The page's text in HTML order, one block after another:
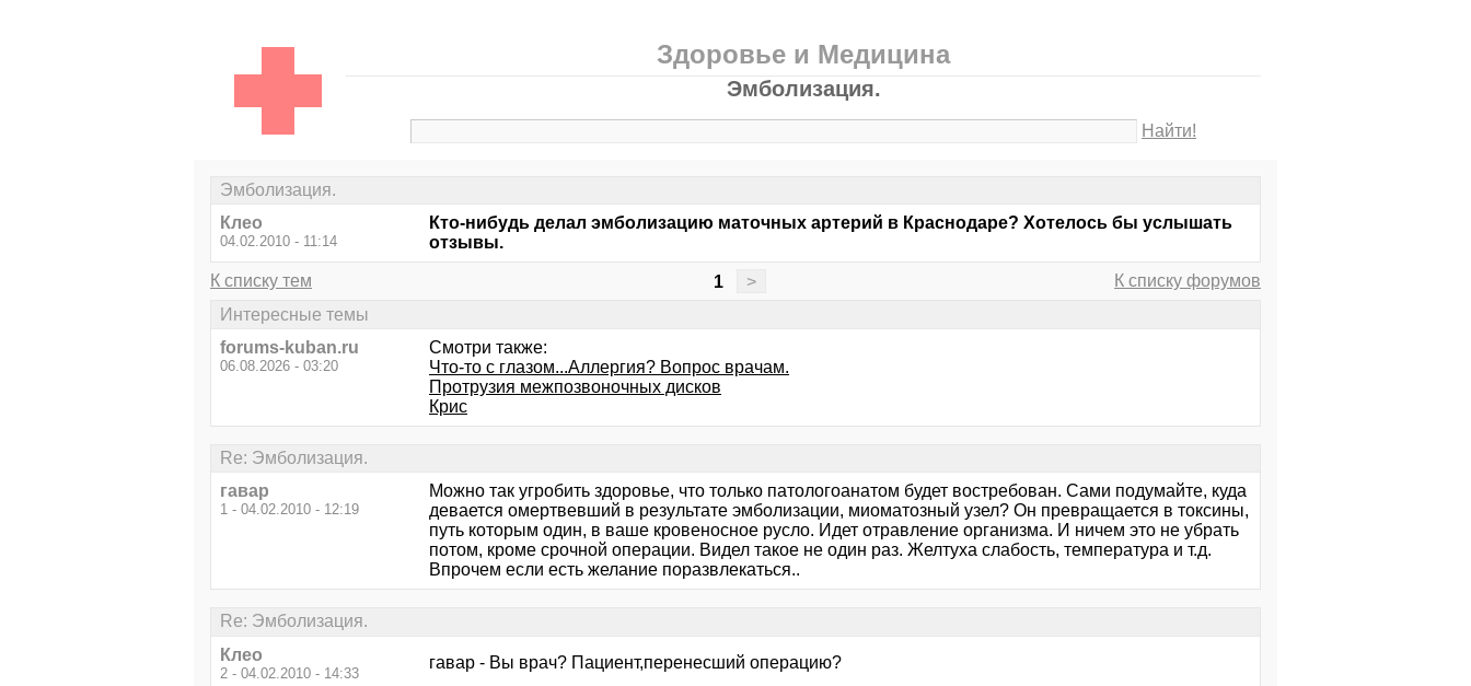
Здоровье и Медицина
Эмболизация.
Найти!
Эмболизация.
Клео
04.02.2010 - 11:14
Кто-нибудь делал эмболизацию маточных артерий в Краснодаре? Хотелось бы услышать
отзывы.
К списку тем 1 >
К списку форумов
Интересные темы
forums-kuban.ru
06.08.2026 - 03:20
Смотри также:
Что-то с глазом...Аллергия? Вопрос врачам.
Протрузия межпозвоночных дисков
Крис
Re: Эмболизация.
гавар
1 - 04.02.2010 - 12:19
Можно так угробить здоровье, что только патологоанатом будет востребован. Сами подумайте, куда
девается омертвевший в результате эмболизации, миоматозный узел? Он превращается в токсины,
путь которым один, в ваше кровеносное русло. Идет отравление организма. И ничем это не убрать
потом, кроме срочной операции. Видел такое не один раз. Желтуха слабость, температура и т.д.
Впрочем если есть желание поразвлекаться..
Re: Эмболизация.
Клео
2 - 04.02.2010 - 14:33
гавар - Вы врач? Пациент,перенесший операцию?